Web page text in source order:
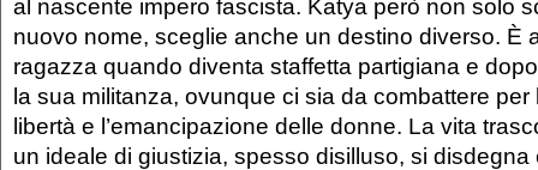
al nascente impero fascista. Katya però non solo
nuovo nome, sceglie anche un destino diverso. È
ragazza quando diventa staffetta partigiana e
la sua militanza, ovunque ci sia da combattere per
libertà e l’emancipazione delle donne. La vita
un ideale di giustizia, spesso disilluso, si